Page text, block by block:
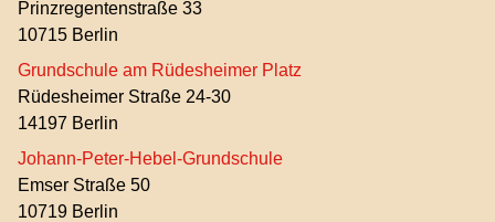
Prinzregentenstraße 33
10715 Berlin
Grundschule am Rüdesheimer Platz
Rüdesheimer Straße 24-30
14197 Berlin
Johann-Peter-Hebel-Grundschule
Emser Straße 50
10719 Berlin